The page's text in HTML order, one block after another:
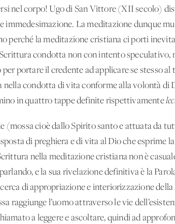
nel corpo! Ugo di San Vittore (XII secolo)
immedesimazione. La meditazione dunque
perché la meditazione cristiana ci porti
condotta non con intento speculativo,
portare il credente ad applicare se stesso al
nella condotta di vita conforme alla volontà di
in quattro tappe definite rispettivamente
(mossa cioè dallo Spirito santo e attuata da
di preghiera e di vita al Dio che esprime
nella meditazione cristiana non è
e la sua rivelazione definitiva è la
di appropriazione e interiorizzazione
raggiunge l’uomo attraverso le vie
a leggere e ascoltare, quindi ad